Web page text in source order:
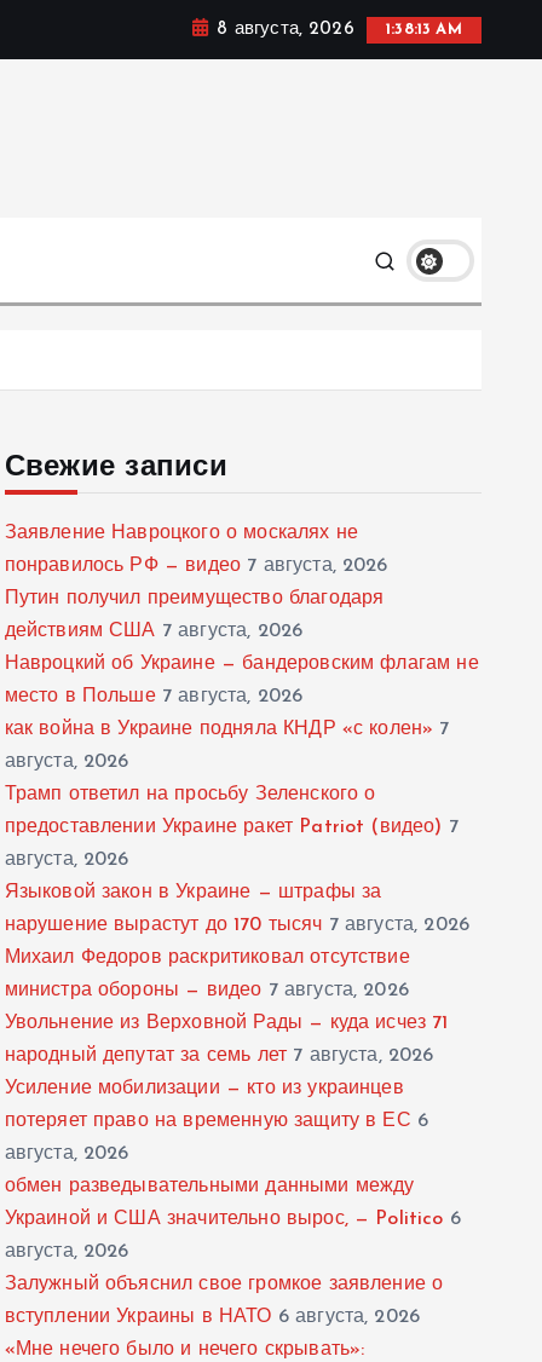
8 августа, 2026 1:38:14 AM
Свежие записи
Заявление Навроцкого о москалях не
понравилось РФ — видео 7 августа, 2026
Путин получил преимущество благодаря
действиям США 7 августа, 2026
Навроцкий об Украине — бандеровским флагам не
место в Польше 7 августа, 2026
как война в Украине подняла КНДР «с колен» 7
августа, 2026
Трамп ответил на просьбу Зеленского о
предоставлении Украине ракет Patriot (видео) 7
августа, 2026
Языковой закон в Украине — штрафы за
нарушение вырастут до 170 тысяч 7 августа, 2026
Михаил Федоров раскритиковал отсутствие
министра обороны — видео 7 августа, 2026
Увольнение из Верховной Рады — куда исчез 71
народный депутат за семь лет 7 августа, 2026
Усиление мобилизации — кто из украинцев
потеряет право на временную защиту в ЕС 6
августа, 2026
обмен разведывательными данными между
Украиной и США значительно вырос, — Politico 6
августа, 2026
Залужный объяснил свое громкое заявление о
вступлении Украины в НАТО 6 августа, 2026
«Мне нечего было и нечего скрывать»: